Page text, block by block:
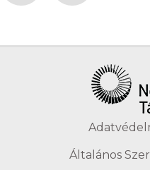
Általános